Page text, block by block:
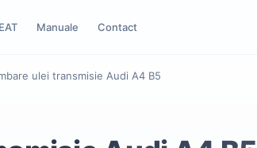
Manuale Contact
ulei transmisie Audi A4 B5